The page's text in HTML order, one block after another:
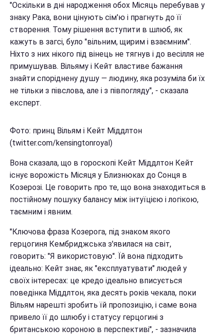
"Оскільки в дні народження обох Місяць перебував у
знаку Рака, вони цінують сім'ю і прагнуть до її
створення. Тому рішення вступити в шлюб, як
кажуть в загсі, було "вільним, щирим і взаємним".
Ніхто з них нікого під вінець не тягнув і до весілля не
примушував. Вільяму і Кейт властиве бажання
знайти споріднену душу — людину, яка розуміла би їх
не тільки з півслова, але і з півпогляду", - сказала
експерт.
Фото: принц Вільям і Кейт Міддлтон
(twitter.com/kensingtonroyal)
Вона сказала, що в гороскопі Кейт Міддлтон Кейт
існує ворожість Місяця у Близнюках до Сонця в
Козерозі. Це говорить про те, що вона знаходиться в
постійному пошуку балансу між інтуїцією і логікою,
таємним і явним.
"Ключова фраза Козерога, під знаком якого
герцогиня Кембриджська з'явилася на світ,
говорить: "Я використовую". Їй вона підходить
ідеально: Кейт знає, як "експлуатувати" людей у
своїх інтересах: це кредо ідеально вписується
поведінка Міддлтон, яка десять років чекала, поки
Вільям нарешті зробить їй пропозицію, і саме вона
привело її до шлюбу і статусу герцогині з
британською короною в перспективі", - зазначила